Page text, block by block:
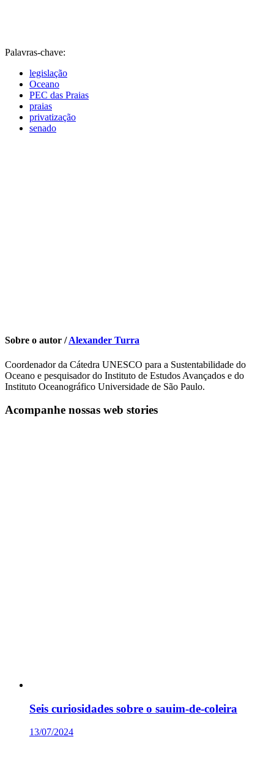
Palavras-chave:
legislação
Oceano
PEC das Praias
praias
privatização
senado
Sobre o autor /Alexander Turra
Coordenador da Cátedra UNESCO para a Sustentabilidade do
Oceano e pesquisador do Instituto de Estudos Avançados e do
Instituto Oceanográfico Universidade de São Paulo.
Acompanhe nossas web stories
Seis curiosidades sobre o sauim-de-coleira
13/07/2024